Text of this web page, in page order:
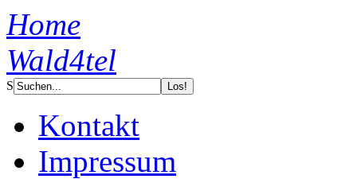
Home
Wald4tel
S
Kontakt
Impressum